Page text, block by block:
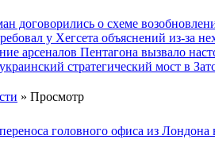
договорились о схеме
у Хегсета объяснений из-за
арсеналов Пентагона вызвало
стратегический мост в
» Просмотр
головного офиса из Лондона